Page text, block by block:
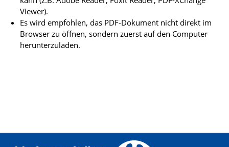
Viewer).
Es wird empfohlen, das PDF-Dokument nicht direkt im
Browser zu öffnen, sondern zuerst auf den Computer
herunterzuladen.